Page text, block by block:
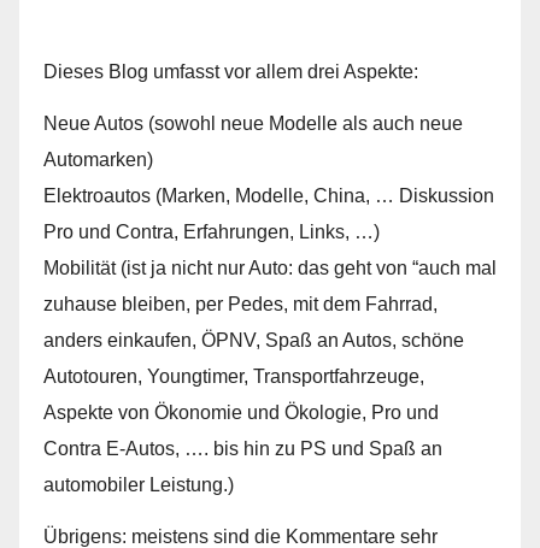
Dieses Blog umfasst vor allem drei Aspekte:
Neue Autos (sowohl neue Modelle als auch neue
Automarken)
Elektroautos (Marken, Modelle, China, … Diskussion
Pro und Contra, Erfahrungen, Links, …)
Mobilität (ist ja nicht nur Auto: das geht von “auch mal
zuhause bleiben, per Pedes, mit dem Fahrrad,
anders einkaufen, ÖPNV, Spaß an Autos, schöne
Autotouren, Youngtimer, Transportfahrzeuge,
Aspekte von Ökonomie und Ökologie, Pro und
Contra E-Autos, …. bis hin zu PS und Spaß an
automobiler Leistung.)
Übrigens: meistens sind die Kommentare sehr